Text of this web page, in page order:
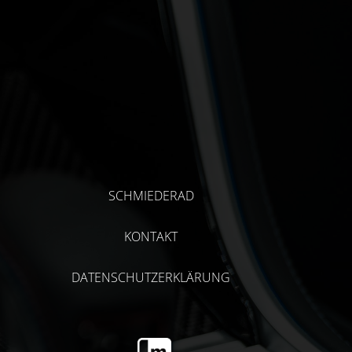
SCHMIEDERAD
KONTAKT
DATENSCHUTZERKLÄRUNG